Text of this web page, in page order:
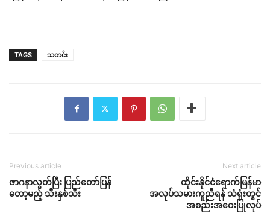
TAGS သတင်း
Previous article
ဇာဂနာလွတ်ပြီး ပြည်တော်ပြန်
တော့မည့် သီးနှစ်သီး
Next article
ထိုင်းနိုင်ငံရောက်မြန်မာ
အလုပ်သမားကူညီရန် သံရုံးတွင်
အစည်းအဝေးပြုလုပ်